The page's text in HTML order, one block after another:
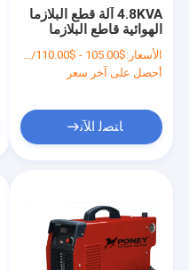
منتجات
معلومات عنا
4.8KVA آلة قطع البلازما
الهوائية قاطع البلازما
العاكس مع شاشة رقمية
الأسعار:$105.00 - $110.00/Pieces
أحصل على آخر سعر
ﺎﺘﺼﻟ ﺍﻶﻧ